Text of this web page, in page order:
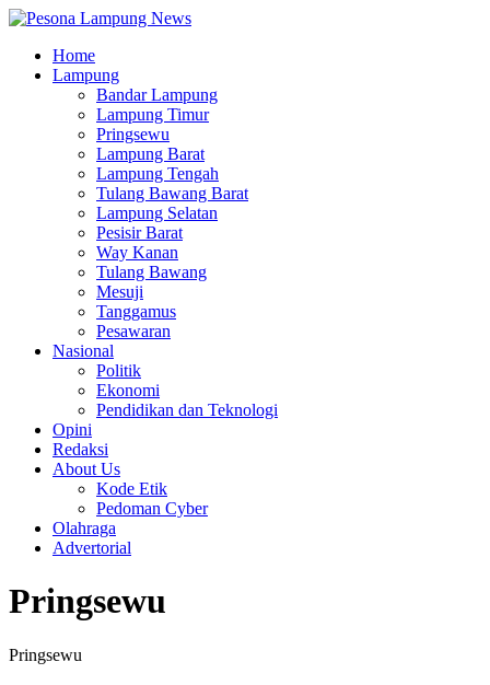
Home
Lampung
Bandar Lampung
Lampung Timur
Pringsewu
Lampung Barat
Lampung Tengah
Tulang Bawang Barat
Lampung Selatan
Pesisir Barat
Way Kanan
Tulang Bawang
Mesuji
Tanggamus
Pesawaran
Nasional
Politik
Ekonomi
Pendidikan dan Teknologi
Opini
Redaksi
About Us
Kode Etik
Pedoman Cyber
Olahraga
Advertorial
Pringsewu
Pringsewu